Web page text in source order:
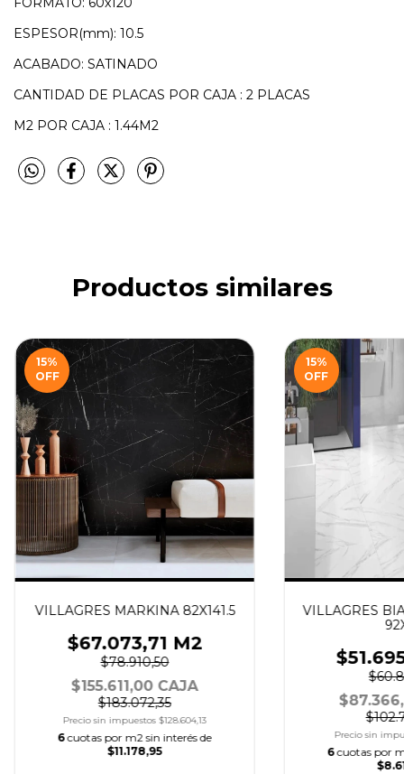
ESPESOR(mm): 10.5
ACABADO: SATINADO
CANTIDAD DE PLACAS POR CAJA : 2 PLACAS
M2 POR CAJA : 1.44M2
Productos similares
15%
OFF
VILLAGRES MARKINA 82X141.5
$67.073,71 M2
$78.910,50
$155.611,00 CAJA
$183.072,35
Precio sin impuestos $128.604,13
6 cuotas por m2 sin interés de
$11.178,95
15%
OFF
VILLAGRES
Precio sin
6 cuotas por